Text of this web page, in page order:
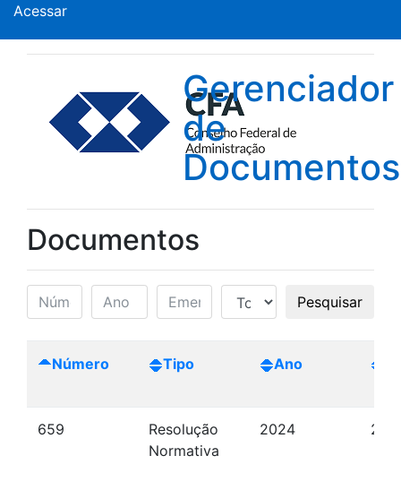
Acessar
Gerenciador
de
Documentos
Documentos
Pesquisar
Número Tipo Ano
659
Resolução
Normativa
2024 23/